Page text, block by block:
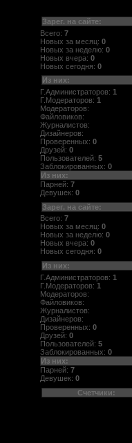
Зарег. на сайте:
Всего: 7
Новых за месяц: 0
Новых за неделю: 0
Новых вчера: 0
Новых сегодня: 0
Из них:
Г.Администраторов: 1
Г.Модераторов: 1
Модераторов:
Файловиков:
Журналистов:
Дизайнеров:
Проверенных: 0
Друзей: 0
Пользователей: 5
Заблокированных: 0
Из них:
Парней: 7
Девушек: 0
Зарег. на сайте:
Всего: 7
Новых за месяц: 0
Новых за неделю: 0
Новых вчера: 0
Новых сегодня: 0
Из них:
Г.Администраторов: 1
Г.Модераторов: 1
Модераторов:
Файловиков:
Журналистов:
Дизайнеров:
Проверенных: 0
Друзей: 0
Пользователей: 5
Заблокированных: 0
Из них:
Парней: 7
Девушек: 0
Счетчики: